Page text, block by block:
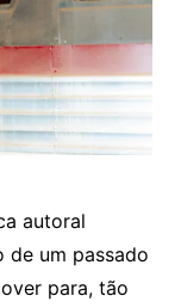
autoral
de um passado
para, tão